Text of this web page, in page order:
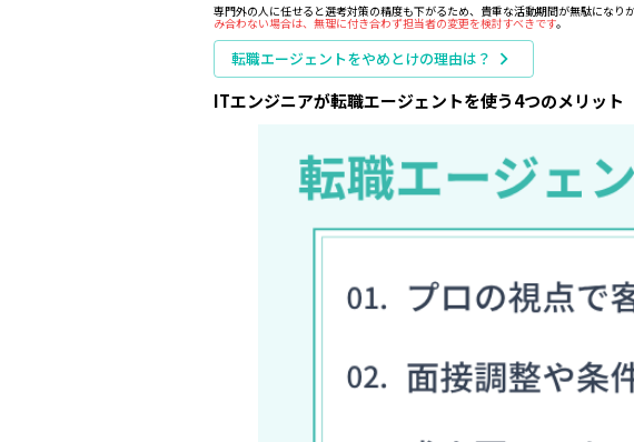
専門外の人に任せると選考対策の精度も下がるため、貴重な活動期間が無駄にな
み合わない場合は、無理に付き合わず担当者の変更を検討すべきです。
転職エージェントをやめとけの理由は？
ITエンジニアが転職エージェントを使う4つのメリット